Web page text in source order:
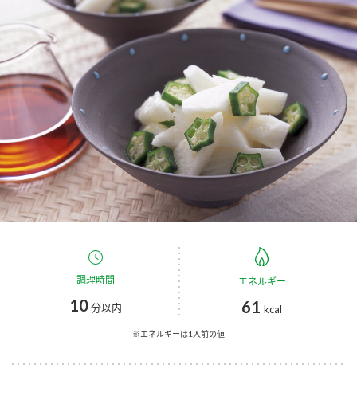
酢 調味酢
お酢ドリンク ぽん酢
みりん風・料理酒 鍋用調味料
つゆ たれ
スープ 中華
新商品一覧
キャンペーン情報
ブランド・スペシャルサイト
ブランド・スペシャルサイト トップ
商品ブランドサイト
Fibee（ファイビー）
くらしプラ酢
お酢ドリンク
つゆ
企業情報
国内事業概要
企業理念
ミツカンの歴史
ミツカンを知る
環境への取り組み
調理時間
10分以内
エネルギー
61 kcal
※エネルギーは1人前の値